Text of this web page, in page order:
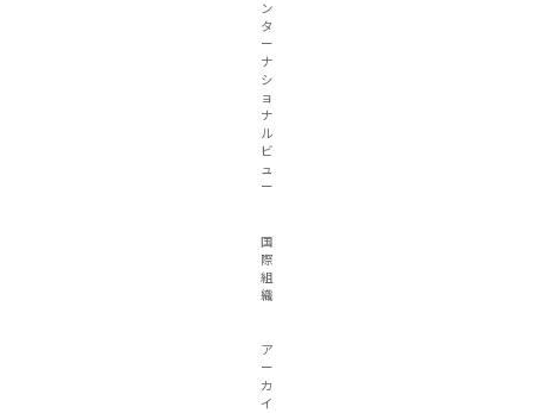
ン
タ
ー
ナ
シ
ョ
ナ
ル
ビ
ュ
ー
国
際
組
織
ア
ー
カ
イ